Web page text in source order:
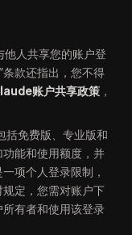
人共享您的账户登
款还指出，您不得
账户共享政策 ，
括免费版、专业版和
能和使用额度，并
项个人登录限制，
定，您需对账户下
有者和使用该登录